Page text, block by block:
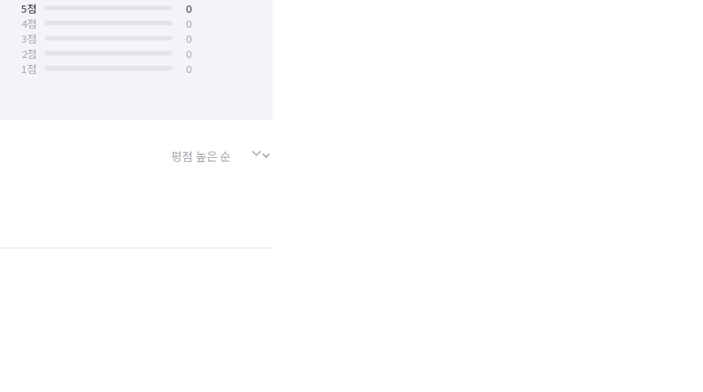
5점
0
4점
0
3점
0
2점
0
1점
0